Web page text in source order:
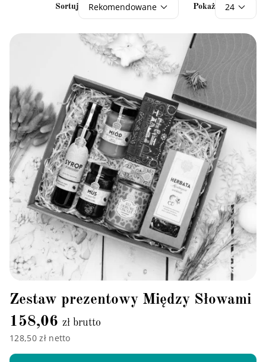
Sortuj Rekomendowane Pokaż 24
Zestaw prezentowy Między Słowami
158,06 zł brutto
128,50 zł netto